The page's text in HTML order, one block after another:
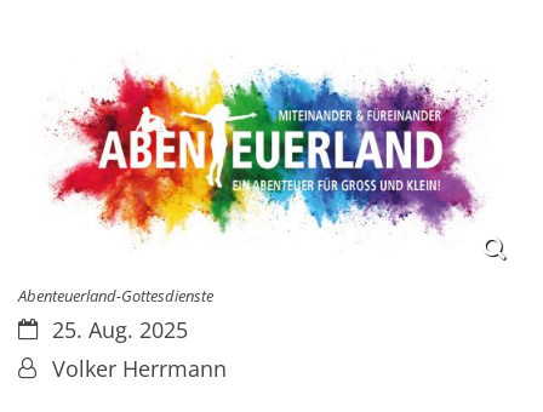
Abenteuerland-Gottesdienste
Datum:25. Aug. 2025
Von:Volker Herrmann